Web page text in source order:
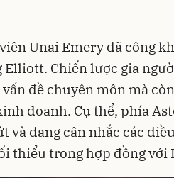
Unai Emery đã công
Elliott. Chiến lược gia
đề chuyên môn mà
doanh. Cụ thể, phía
và đang cân nhắc các
thiểu trong hợp đồng với